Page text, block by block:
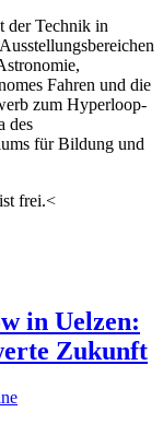
der Technik in
Fahren und die
zum Hyperloop-
des
für Bildung und
frei.<
in Uelzen:
Zukunft